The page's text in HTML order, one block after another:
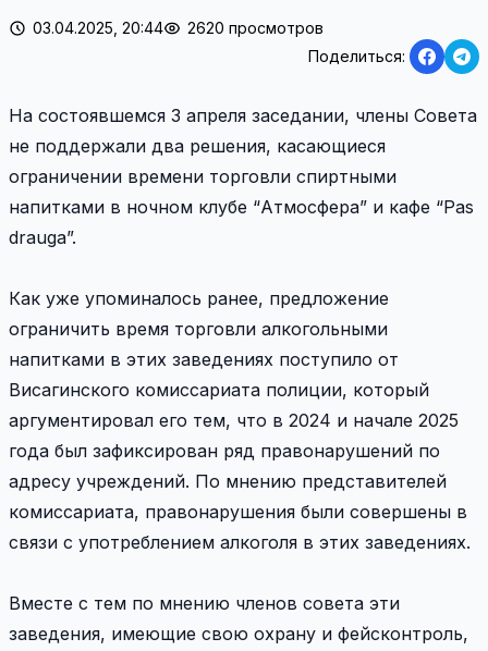
03.04.2025, 20:44
2620 просмотров
Поделиться:
На состоявшемся 3 апреля заседании, члены Совета
не поддержали два решения, касающиеся
ограничении времени торговли спиртными
напитками в ночном клубе “Атмосфера” и кафе “Pas
drauga”.
Как уже упоминалось ранее, предложение
ограничить время торговли алкогольными
напитками в этих заведениях поступило от
Висагинского комиссариата полиции, который
аргументировал его тем, что в 2024 и начале 2025
года был зафиксирован ряд правонарушений по
адресу учреждений. По мнению представителей
комиссариата, правонарушения были совершены в
связи с употреблением алкоголя в этих заведениях.
Вместе с тем по мнению членов совета эти
заведения, имеющие свою охрану и фейсконтроль,